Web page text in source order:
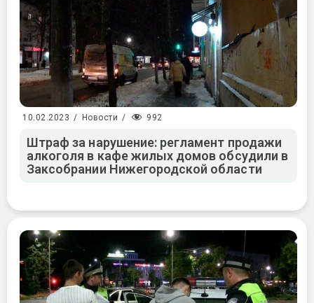
10.02.2023 / Новости / 992
Штраф за нарушение: регламент продажи
алкоголя в кафе жилых домов обсудили в
Заксобрании Нижегородской области